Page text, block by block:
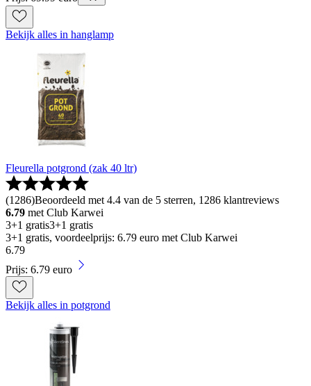
Bekijk alles in hanglamp
Fleurella potgrond (zak 40 ltr)
(1286)Beoordeeld met 4.4 van de 5 sterren, 1286 klantreviews
6.79 met Club Karwei
3+1 gratis3+1 gratis
3+1 gratis, voordeelprijs: 6.79 euro met Club Karwei
6.79
Prijs: 6.79 euro
Bekijk alles in potgrond